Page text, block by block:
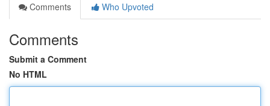
Comments
Who Upvoted
Comments
Submit a Comment
No HTML